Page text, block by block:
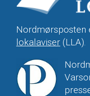
Nordmørsposten
lokalaviser (LLA).